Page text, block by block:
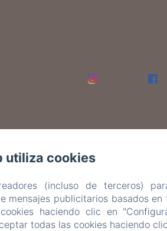
EN FR ES IT
utiliza cookies
(incluso de terceros)
mensajes publicitarios basados
haciendo clic en
todas las cookies haciendo